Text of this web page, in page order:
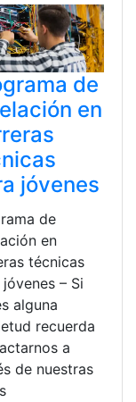
de
en
jóvenes
de
en
técnicas
– Si
alguna
recuerda
a
de nuestras